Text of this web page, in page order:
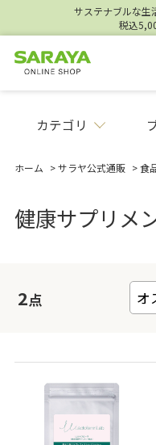
サステナブルな生
税込
カテゴリ
ホーム >サラヤ公式通販 >食
健康サプリメ
2